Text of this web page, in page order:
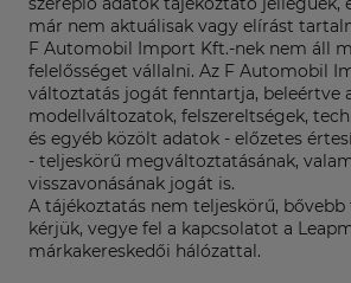
már nem aktuálisak vagy elírást
F Automobil Import Kft.-nek nem áll
felelősséget vállalni. Az F Automobil
változtatás jogát fenntartja, beleértve
modellváltozatok, felszereltségek,
és egyéb közölt adatok - előzetes
- teljeskörű megváltoztatásának,
visszavonásának jogát is.
A tájékoztatás nem teljeskörű,
kérjük, vegye fel a kapcsolatot a
márkakereskedői hálózattal.